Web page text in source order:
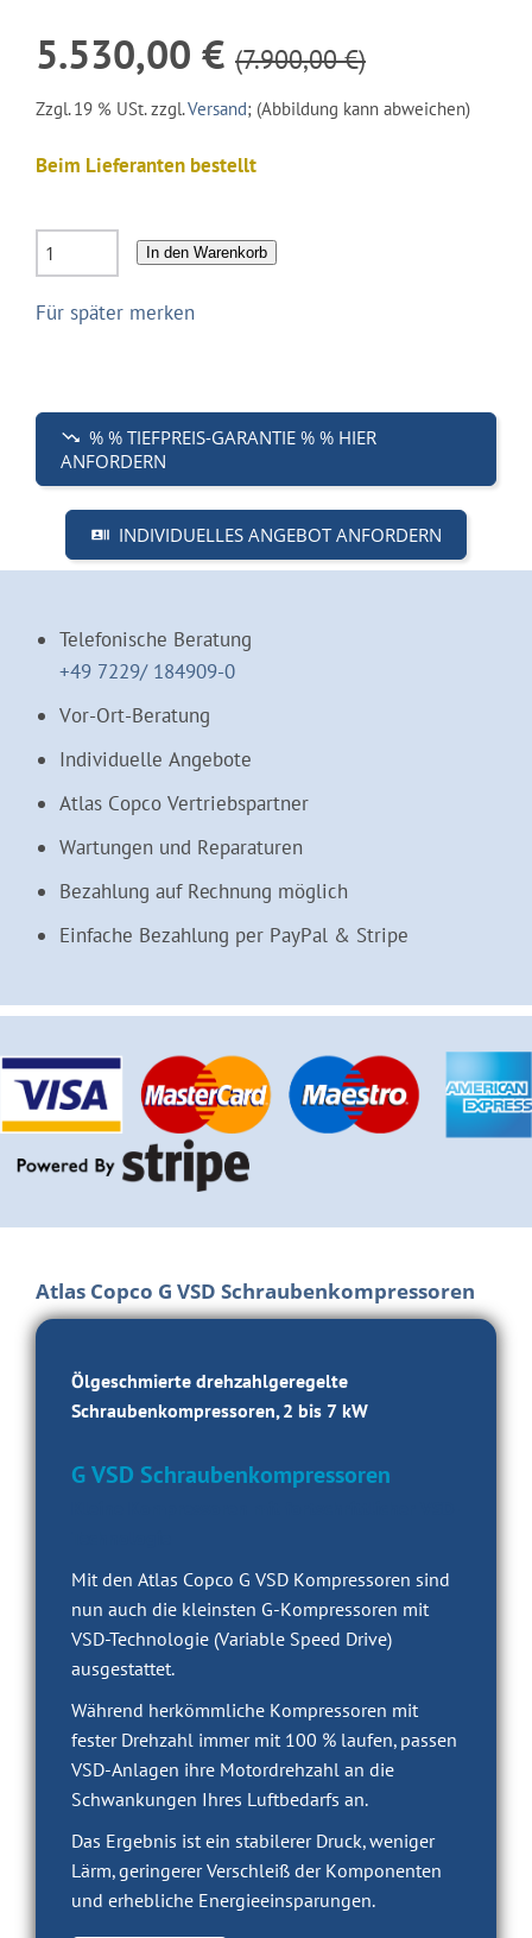
5.530,00 € (7.900,00 €)
Zzgl. 19 % USt. zzgl.Versand; (Abbildung kann abweichen)
Beim Lieferanten bestellt
In den Warenkorb
Für später merken
% % TIEFPREIS-GARANTIE % % HIER
ANFORDERN
INDIVIDUELLES ANGEBOT ANFORDERN
Telefonische Beratung
+49 7229/ 184909-0
Vor-Ort-Beratung
Individuelle Angebote
Atlas Copco Vertriebspartner
Wartungen und Reparaturen
Bezahlung auf Rechnung möglich
Einfache Bezahlung per PayPal & Stripe
Atlas Copco G VSD Schraubenkompressoren
Ölgeschmierte drehzahlgeregelte
Schraubenkompressoren, 2 bis 7 kW
G VSD Schraubenkompressoren
Mit den Atlas Copco G VSD Kompressoren sind
nun auch die kleinsten G-Kompressoren mit
VSD-Technologie (Variable Speed Drive)
ausgestattet.
Während herkömmliche Kompressoren mit
fester Drehzahl immer mit 100 % laufen, passen
VSD-Anlagen ihre Motordrehzahl an die
Schwankungen Ihres Luftbedarfs an.
Das Ergebnis ist ein stabilerer Druck, weniger
Lärm, geringerer Verschleiß der Komponenten
und erhebliche Energieeinsparungen.